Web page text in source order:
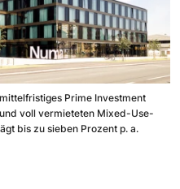
Prime Investment
voll vermieteten Mixed-Use-
bis zu sieben Prozent p. a.